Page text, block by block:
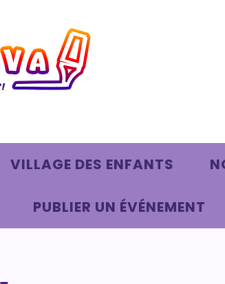
VILLAGE DES ENFANTS
PUBLIER UN ÉVÉNEMENT